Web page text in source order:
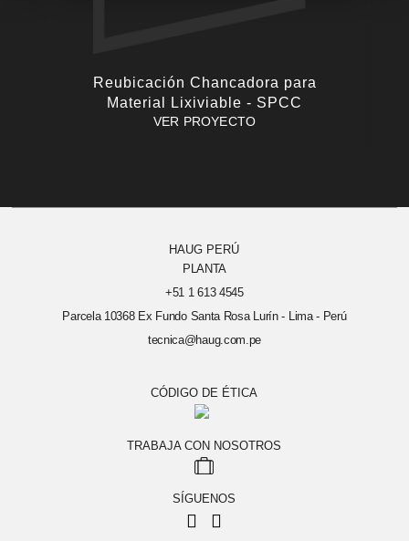
Reubicación Chancadora para
Material Lixiviable - SPCC
VER PROYECTO
HAUG PERÚ
PLANTA
+51 1 613 4545
Parcela 10368 Ex Fundo Santa Rosa Lurín - Lima - Perú
tecnica@haug.com.pe
CÓDIGO DE ÉTICA
TRABAJA CON NOSOTROS
SÍGUENOS